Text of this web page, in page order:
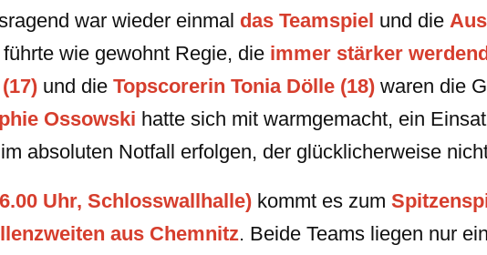
war wieder einmal das Teamspiel und die
führte wie gewohnt Regie, die immer stärker
und die Topscorerin Tonia Dölle (18) waren die
Ossowski hatte sich mit warmgemacht, ein
absoluten Notfall erfolgen, der glücklicherweise
Uhr, Schlosswallhalle) kommt es zum
aus Chemnitz. Beide Teams liegen nur